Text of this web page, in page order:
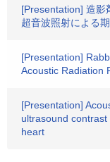
[Presentation] 造影
超音波照射による
[Presentation]
Acoustic Radiation
[Presentation]
ultrasound
heart